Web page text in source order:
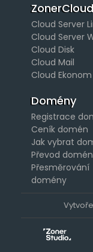
ZonerCloud
Cloud Server
Cloud Server
Cloud Disk
Cloud Mail
Cloud Ekonom
Domény
Registrace
Ceník domén
Jak vybrat
Převod
Přesměrování
domény